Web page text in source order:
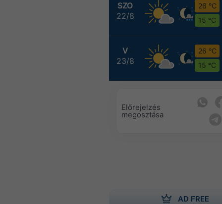
SZO
22/8
26 °C
15 °C
V
23/8
26 °C
15 °C
Előrejelzés
megosztása
AD FREE